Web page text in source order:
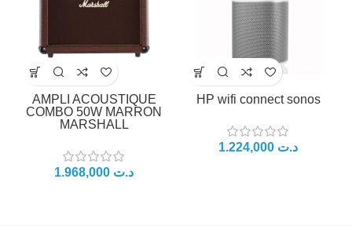
AMPLI ACOUSTIQUE
COMBO 50W MARRON
MARSHALL
د.ت
HP wifi connect sonos
د.ت